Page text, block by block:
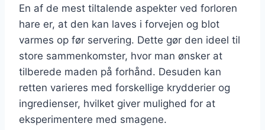
En af de mest tiltalende aspekter ved forloren
hare er, at den kan laves i forvejen og blot
varmes op før servering. Dette gør den ideel til
store sammenkomster, hvor man ønsker at
tilberede maden på forhånd. Desuden kan
retten varieres med forskellige krydderier og
ingredienser, hvilket giver mulighed for at
eksperimentere med smagene.